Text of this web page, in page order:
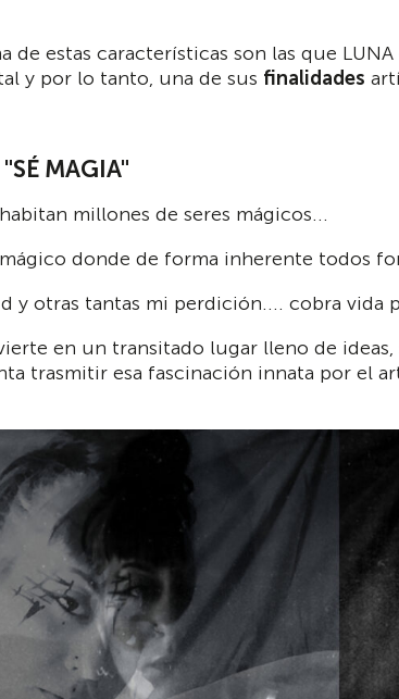
de estas características son las que
y por lo tanto, una de sus finalidades
MAGIA"
millones de seres mágicos...
donde de forma inherente todos
y otras tantas mi perdición.... cobra
en un transitado lugar lleno de
trasmitir esa fascinación innata por el